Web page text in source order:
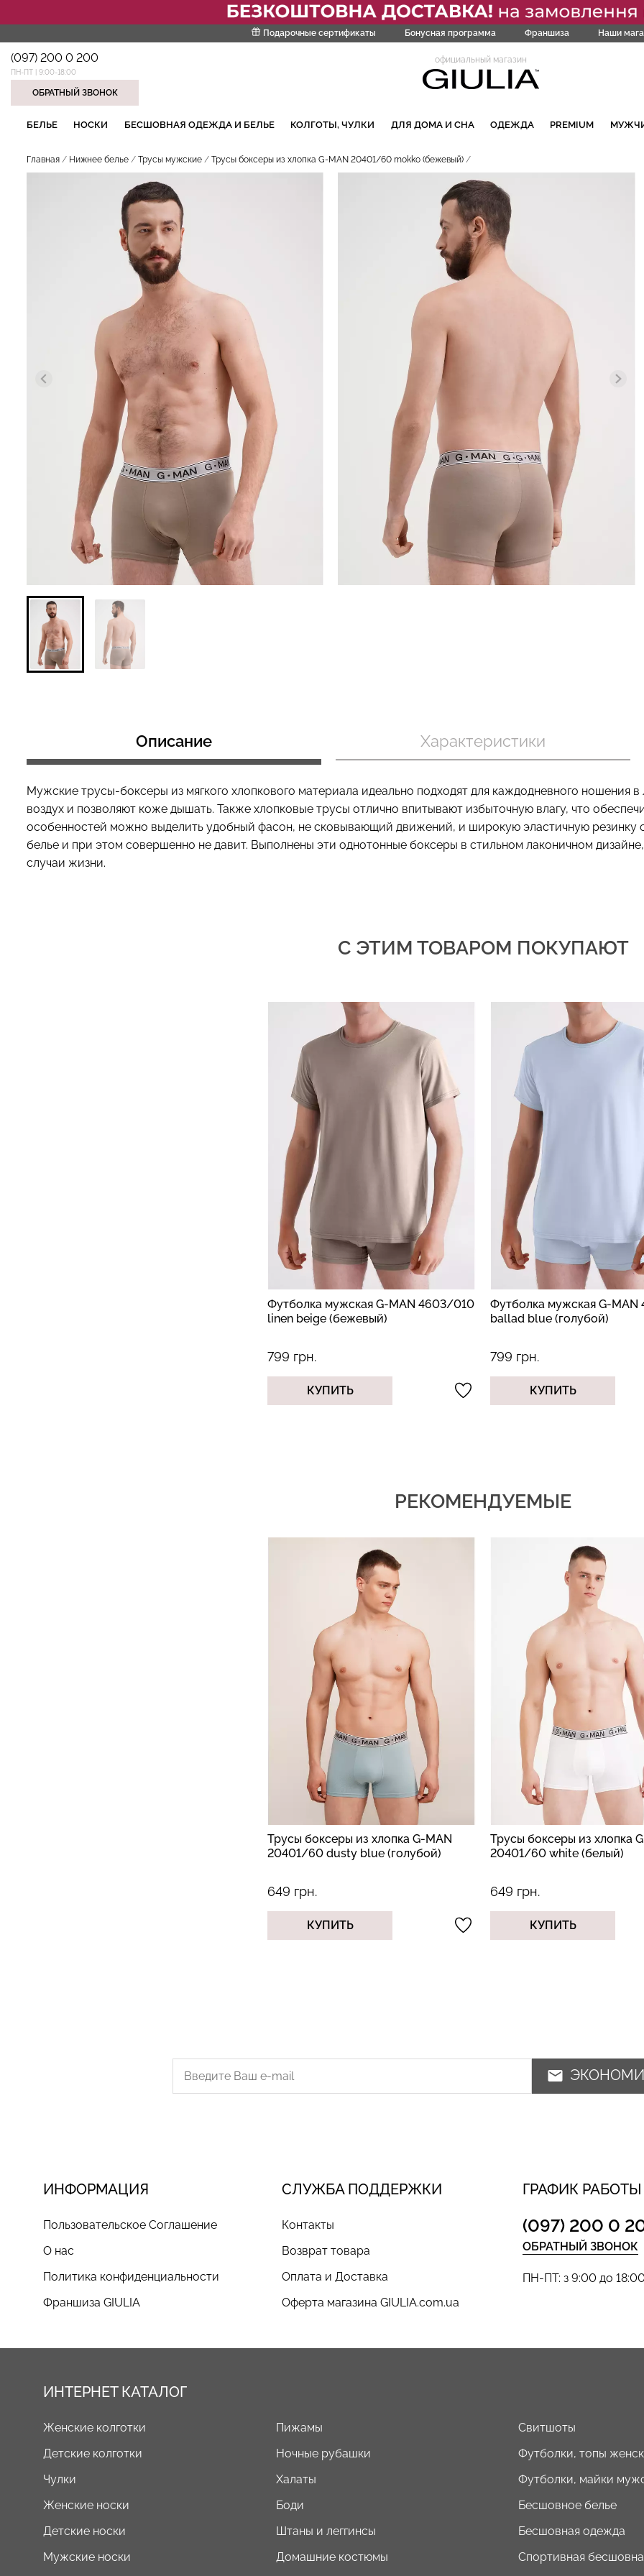
Подарочные сертификаты Бонусная программа Франшиза Наши
(097) 200 0 200
ПН-ПТ | 9:00-18:00
ОБРАТНЫЙ ЗВОНОК
официальный магазин
БЕЛЬЕ НОСКИ БЕСШОВНАЯ ОДЕЖДА И БЕЛЬЕ КОЛГОТЫ, ЧУЛКИ ДЛЯ ДОМА И СНА ОДЕЖДА PREMIUM
Главная Нижнее белье Трусы мужские Трусы боксеры из хлопка G-MAN 20401/60 mokko (бежевый)
Описание Характеристики
Мужские трусы-боксеры из мягкого хлопкового материала идеально подходят для каждодневного ношения
воздух и позволяют коже дышать. Также хлопковые трусы отлично впитывают избыточную влагу, что
особенностей можно выделить удобный фасон, не сковывающий движений, и широкую эластичную резинку
белье и при этом совершенно не давит. Выполнены эти однотонные боксеры в стильном лаконичном
случаи жизни.
С ЭТИМ ТОВАРОМ ПОКУПАЮТ
Футболка мужская G-MAN 4603/010
linen beige (бежевый)
799 грн.
КУПИТЬ
Футболка мужская G-
ballad blue (голубой)
799 грн.
КУПИТЬ
РЕКОМЕНДУЕМЫЕ
Трусы боксеры из хлопка G-MAN
20401/60 dusty blue (голубой)
649 грн.
КУПИТЬ
Трусы боксеры из хлопка
20401/60 white (белый)
649 грн.
КУПИТЬ
ИНФОРМАЦИЯ
Пользовательское Соглашение
О нас
Политика конфиденциальности
Франшиза GIULIA
СЛУЖБА ПОДДЕРЖКИ
Контакты
Возврат товара
Оплата и Доставка
Оферта магазина GIULIA.com.ua
ГРАФИК РАБОТЫ
(097) 200 0
ОБРАТНЫЙ ЗВОНОК
ПН-ПТ: з 9:00 до
ИНТЕРНЕТ КАТАЛОГ
Женские колготки
Детские колготки
Чулки
Женские носки
Детские носки
Мужские носки
Пижамы
Ночные рубашки
Халаты
Боди
Штаны и леггинсы
Домашние костюмы
Свитшоты
Футболки, топы
Футболки, майки
Бесшовное белье
Бесшовная одежда
Спортивная
НАШИ ТРЕНДОВЫЕ ТОВАРЫ
Бесшовные леггинсы из
микрофибры LEGGINGS 02
(черный) Giulia
552 грн. 789 грн.
Бесшовная бразилиана с
легкой коррекцией
BRASILIAN SHAPEWEAR
black (черный) Giulia
258 грн.
Велосипедки с высокой
талией TRACKS 01 (черный)
Giulia
384 грн.
Бесшовные
LEGGINGS
482 грн.
CAMI TOP RIB black (черный)
TRACKS SHAPE black
(черный) Giulia